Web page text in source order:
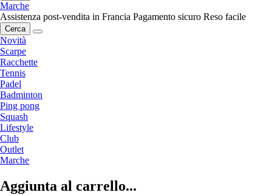
Marche
Assistenza post-vendita in Francia Pagamento sicuro Reso facile
Cerca
Novità
Scarpe
Racchette
Tennis
Padel
Badminton
Ping pong
Squash
Lifestyle
Club
Outlet
Marche
Aggiunta al carrello...